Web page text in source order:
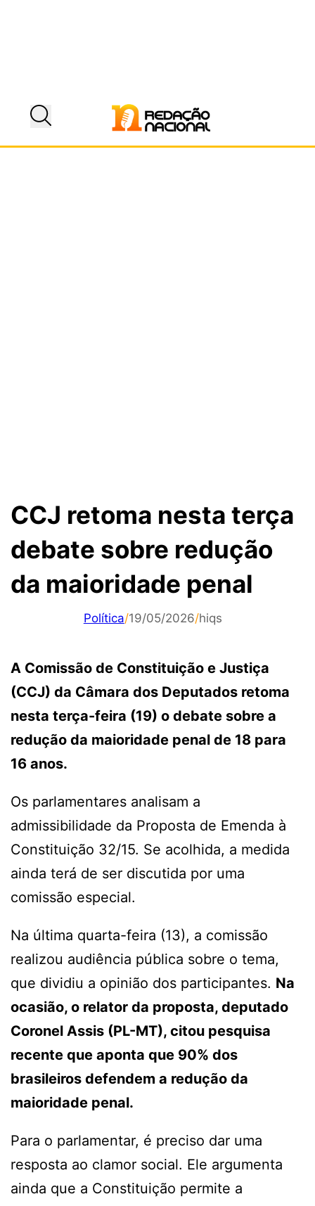
CCJ retoma nesta terça
debate sobre redução
da maioridade penal
Política/19/05/2026/hiqs
A Comissão de Constituição e Justiça
(CCJ) da Câmara dos Deputados retoma
nesta terça-feira (19) o debate sobre a
redução da maioridade penal de 18 para
16 anos.
Os parlamentares analisam a
admissibilidade da Proposta de Emenda à
Constituição 32/15. Se acolhida, a medida
ainda terá de ser discutida por uma
comissão especial.
Na última quarta-feira (13), a comissão
realizou audiência pública sobre o tema,
que dividiu a opinião dos participantes. Na
ocasião, o relator da proposta, deputado
Coronel Assis (PL-MT), citou pesquisa
recente que aponta que 90% dos
brasileiros defendem a redução da
maioridade penal.
Para o parlamentar, é preciso dar uma
resposta ao clamor social. Ele argumenta
ainda que a Constituição permite a